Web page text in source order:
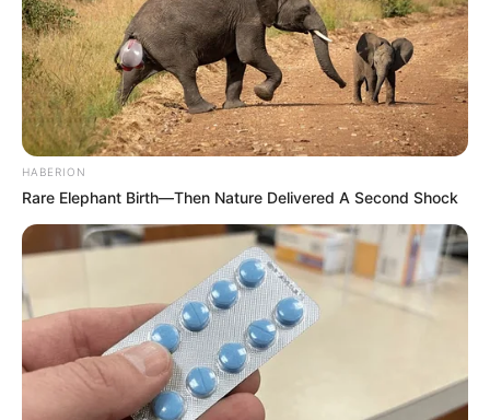
ข้อมูลโดย:แก้วตา คุยดวง
แชมป์อันดับ 1 ศึกชิงจ้าวหมอดู 2018
HOROLive ดูดวงสดบนมือถือ ทุกที่ทุกเวลา
กับหมอดูคุณภาพที่เราคัดสรรมาแล้ว
ดาวน์โหลด –คลิก
รายละเอียดเพิ่มเติมhorolive
HABERION
Rare Elephant Birth—Then Nature Delivered A Second Shock